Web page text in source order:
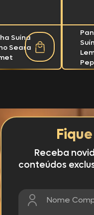
Suína
Seara
Receba
conteúdos
Nome